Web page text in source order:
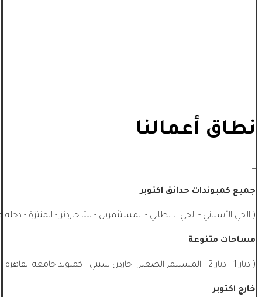
نطاق أعمالنا
_
جميع كمبوندات حدائق اكتوبر
( الحي الأسباني - الحي الايطالي - المستثمرين - بيتا جاردنز - المنتزة -
مساحات متنوعة
( ديار 1 - ديار 2 - المستثمر الصغير - جاردن سيتي - كمبوند جامعة القاهرة - الشيخ زايد - جميع احياء اكتوبر - اشجار سيتي - ماونتن فيو اكتوبر ...)
خارج اكتوبر